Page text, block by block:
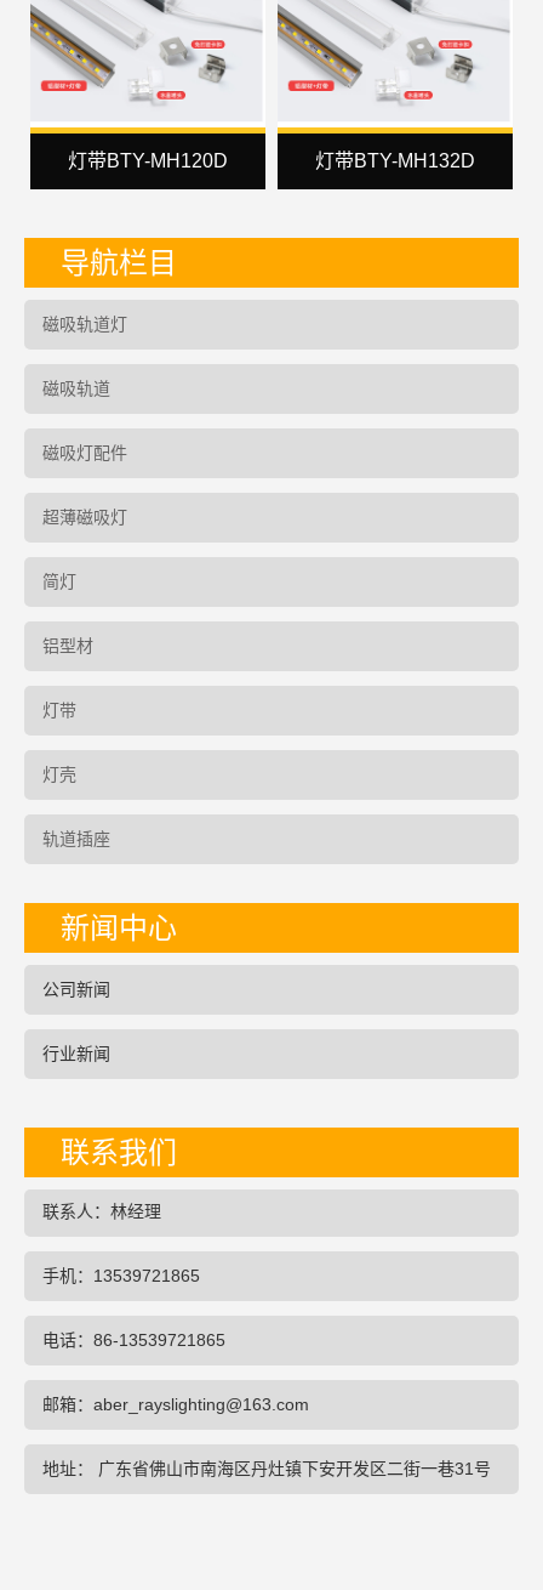
灯带BTY-MH120D 灯带BTY-MH132D
导航栏目
磁吸轨道灯
磁吸轨道
磁吸灯配件
超薄磁吸灯
简灯
铝型材
灯带
灯壳
轨道插座
新闻中心
公司新闻
行业新闻
联系我们
联系人：林经理
手机：13539721865
电话：86-13539721865
邮箱：aber_rayslighting@163.com
地址： 广东省佛山市南海区丹灶镇下安开发区二街一巷31号